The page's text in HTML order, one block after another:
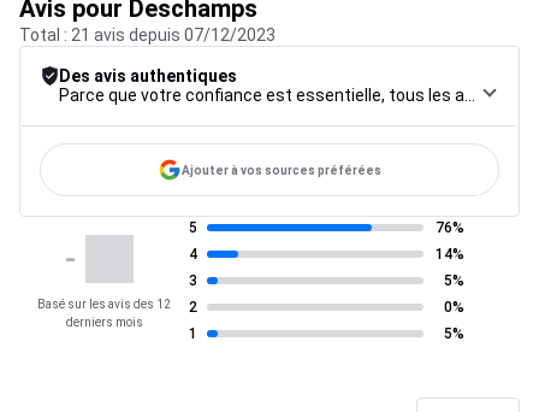
Avis pour Deschamps
Total : 21 avis depuis 07/12/2023
Des avis authentiques
Ajouter à vos sources préférées
-
Basé sur les avis des 12
derniers mois
5
76%
4
14%
3
5%
2
0%
1
5%